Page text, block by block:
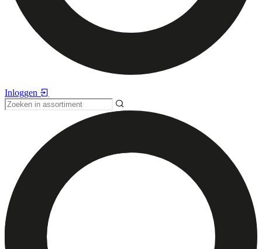
Inloggen